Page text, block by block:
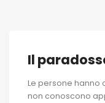
Il
Le persone hanno
non conoscono